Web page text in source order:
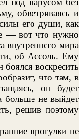
под парусом без
обветриваясь и
его души, как
— вот что нужно
внутреннего мира
об Ассоль. Ему
воскресить
что там, в
он будет
больше не выйдет
решив поэтому
прогулки не